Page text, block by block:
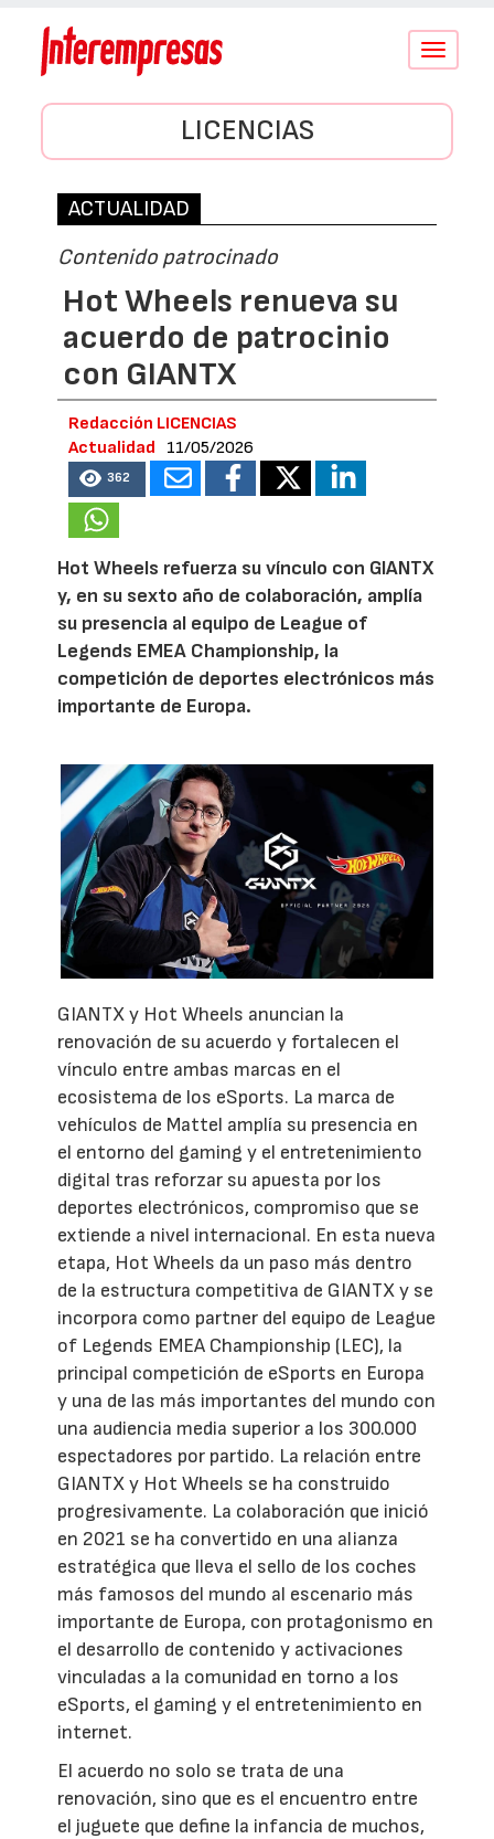
Conmutar
LICENCIAS
ACTUALIDAD
Contenido patrocinado
Hot Wheels renueva su
acuerdo de patrocinio
con GIANTX
Redacción LICENCIAS
Actualidad
11/05/2026
362
Hot Wheels refuerza su vínculo con GIANTX
y, en su sexto año de colaboración, amplía
su presencia al equipo de League of
Legends EMEA Championship, la
competición de deportes electrónicos más
importante de Europa.
GIANTX y Hot Wheels anuncian la
renovación de su acuerdo y fortalecen el
vínculo entre ambas marcas en el
ecosistema de los eSports. La marca de
vehículos de Mattel amplía su presencia en
el entorno del gaming y el entretenimiento
digital tras reforzar su apuesta por los
deportes electrónicos, compromiso que se
extiende a nivel internacional. En esta nueva
etapa, Hot Wheels da un paso más dentro
de la estructura competitiva de GIANTX y se
incorpora como partner del equipo de League
of Legends EMEA Championship (LEC), la
principal competición de eSports en Europa
y una de las más importantes del mundo con
una audiencia media superior a los 300.000
espectadores por partido. La relación entre
GIANTX y Hot Wheels se ha construido
progresivamente. La colaboración que inició
en 2021 se ha convertido en una alianza
estratégica que lleva el sello de los coches
más famosos del mundo al escenario más
importante de Europa, con protagonismo en
el desarrollo de contenido y activaciones
vinculadas a la comunidad en torno a los
eSports, el gaming y el entretenimiento en
internet.
El acuerdo no solo se trata de una
renovación, sino que es el encuentro entre
el juguete que define la infancia de muchos,